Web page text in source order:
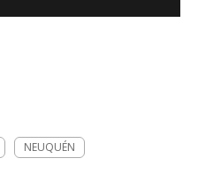
NEUQUÉN